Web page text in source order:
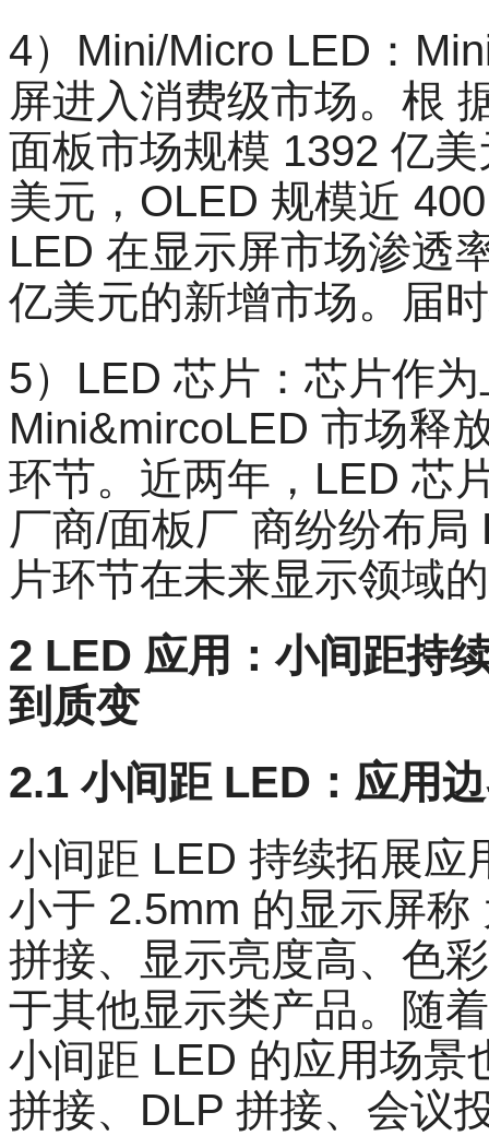
4）Mini/Micro LED：
屏进入消费级市场。根
面板市场规模 1392 亿
美元，OLED 规模近
LED 在显示屏市场渗透
亿美元的新增市场。届
5）LED 芯片：芯片作
Mini&mircoLED 市场释
环节。近两年，LED 芯
厂商/面板厂 商纷纷布
片环节在未来显示领域
2 LED 应用：小间距持
到质变
2.1 小间距 LED：应用
小间距 LED 持续拓展应
小于 2.5mm 的显示屏
拼接、显示亮度高、色
于其他显示类产品。随
小间距 LED 的应用场景
拼接、DLP 拼接、会议